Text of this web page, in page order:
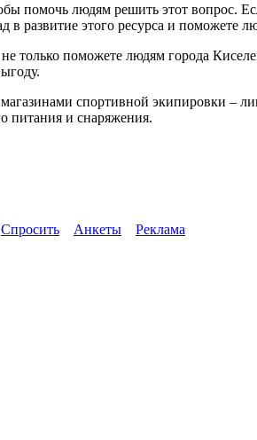
помочь людям решить этот вопрос.
в развитие этого ресурса и поможете
только поможете людям города
спортивной экипировки
питания и снаряжения.
Спросить Анкеты Реклама